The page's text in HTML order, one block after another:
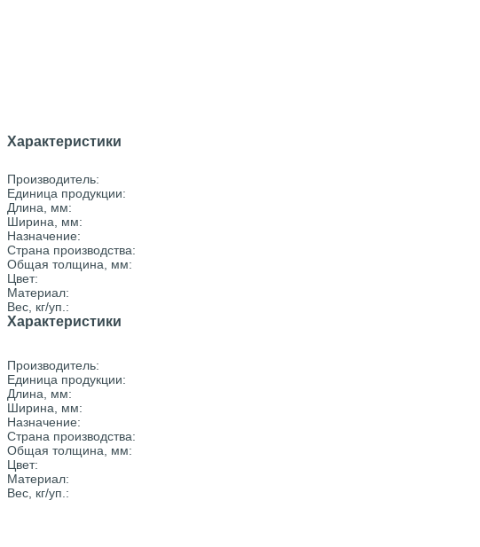
Характеристики
Производитель:
Единица продукции:
Длина, мм:
Ширина, мм:
Назначение:
Страна производства:
Общая толщина, мм:
Цвет:
Материал:
Вес, кг/уп.:
Характеристики
Производитель:
Единица продукции:
Длина, мм:
Ширина, мм:
Назначение:
Страна производства:
Общая толщина, мм:
Цвет:
Материал:
Вес, кг/уп.: